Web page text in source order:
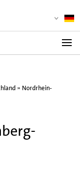
» Nordrhein-